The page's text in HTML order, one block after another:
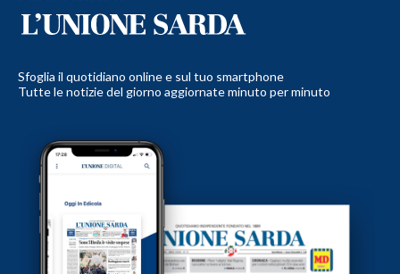
Sfoglia il quotidiano online e sul tuo smartphone
Tutte le notizie del giorno aggiornate minuto per minuto